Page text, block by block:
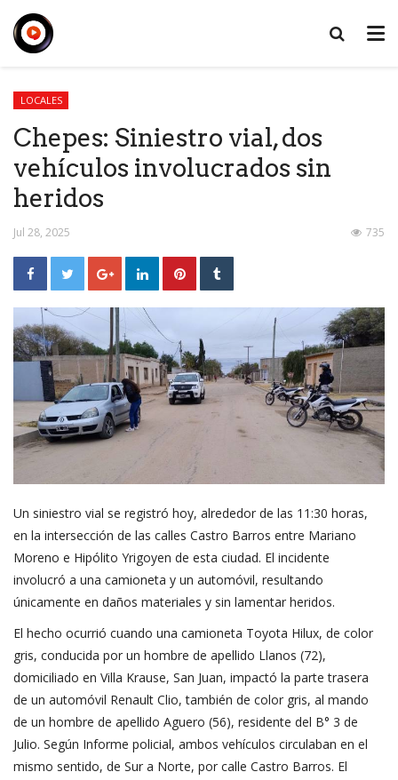
LOCALES
Chepes: Siniestro vial, dos
vehículos involucrados sin
heridos
Jul 28, 2025 735
Un siniestro vial se registró hoy, alrededor de las 11:30 horas,
en la intersección de las calles Castro Barros entre Mariano
Moreno e Hipólito Yrigoyen de esta ciudad. El incidente
involucró a una camioneta y un automóvil, resultando
únicamente en daños materiales y sin lamentar heridos.
El hecho ocurrió cuando una camioneta Toyota Hilux, de color
gris, conducida por un hombre de apellido Llanos (72),
domiciliado en Villa Krause, San Juan, impactó la parte trasera
de un automóvil Renault Clio, también de color gris, al mando
de un hombre de apellido Aguero (56), residente del B° 3 de
Julio. Según Informe policial, ambos vehículos circulaban en el
mismo sentido, de Sur a Norte, por calle Castro Barros. El